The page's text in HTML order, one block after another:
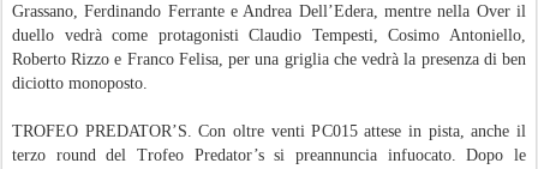
Grassano, Ferdinando Ferrante e Andrea Dell’Edera, mentre nella Over il
duello vedrà come protagonisti Claudio Tempesti, Cosimo Antoniello,
Roberto Rizzo e Franco Felisa, per una griglia che vedrà la presenza di ben
diciotto monoposto.
TROFEO PREDATOR’S. Con oltre venti PC015 attese in pista, anche il
terzo round del Trofeo Predator’s si preannuncia infuocato. Dopo le